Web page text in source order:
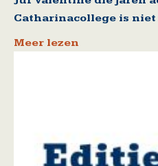
Catharinacollege is niet
Meer lezen